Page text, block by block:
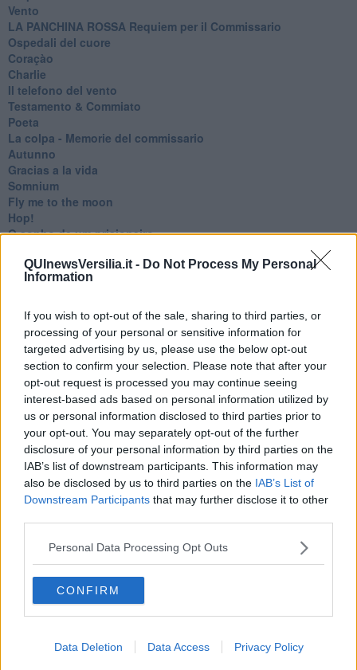
QUInewsVersilia.it - Do Not Process My Personal
Information
If you wish to opt-out of the sale, sharing to third parties, or
processing of your personal or sensitive information for
targeted advertising by us, please use the below opt-out
section to confirm your selection. Please note that after your
opt-out request is processed you may continue seeing
interest-based ads based on personal information utilized by
us or personal information disclosed to third parties prior to
your opt-out. You may separately opt-out of the further
disclosure of your personal information by third parties on the
IAB’s list of downstream participants. This information may
also be disclosed by us to third parties on the IAB’s List of
Downstream Participants that may further disclose it to other
Personal Data Processing Opt Outs
CONFIRM
Data Deletion Data Access Privacy Policy
Vento
​LA PANCHINA ROSSA Requiem per il Commissario
Ospedali del cuore
Coraçào
Charlie
Il telefono del vento
Testamento & Commiato
Poeta
​La colpa - Memorie del commissario
Autunno
Gracias a la vida
Somnium
Fly me to the moon
Hop!
O sonho de um prisioneiro
Sto qui
Scrivi
Pillole
Veglia
​“D” come delitto
Belle lettere
25 Aprile
Todo el bien, todo el mal
Silenzio
Le parole
​L’Australiana
Le stelle del jazz
Vita & morte
Auguri
Moro
Continuando, la nonna e il carretto
Metaverso smart
Fiamme
Confessioni autoreferenziali